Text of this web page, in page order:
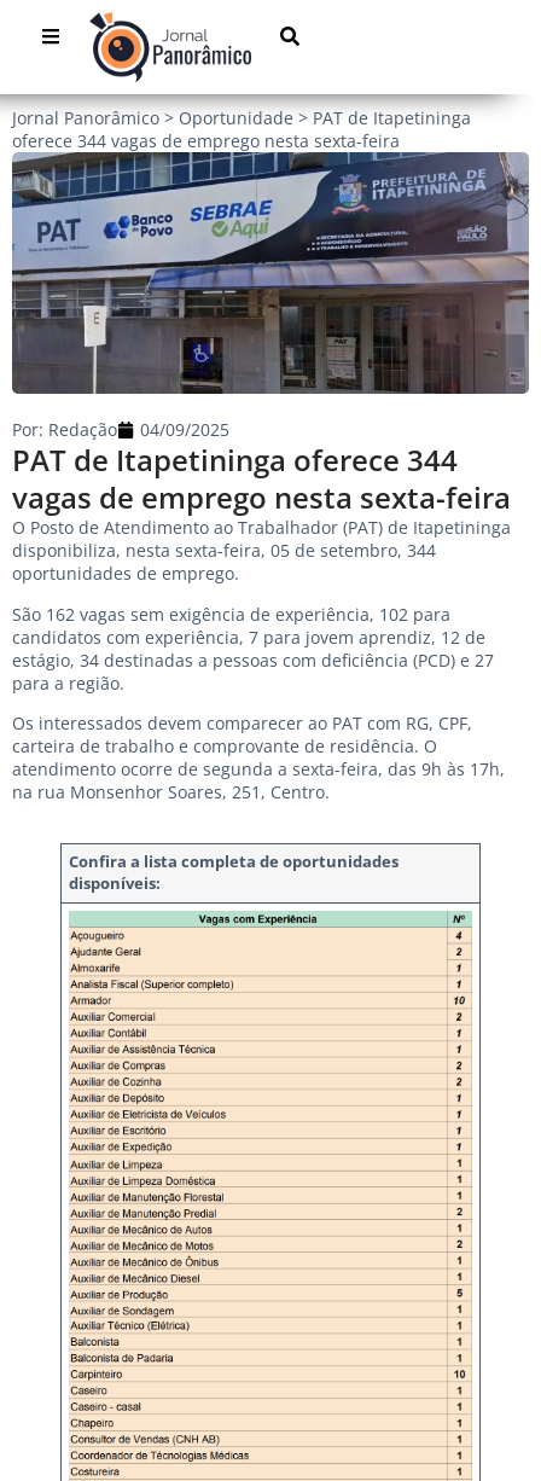
Jornal Panorâmico > Oportunidade > PAT de Itapetininga
oferece 344 vagas de emprego nesta sexta-feira
PAT de Itapetininga oferece 344
vagas de emprego nesta sexta-feira
Por: Redação 04/09/2025
O Posto de Atendimento ao Trabalhador (PAT) de Itapetininga
disponibiliza, nesta sexta-feira, 05 de setembro, 344
oportunidades de emprego.
São 162 vagas sem exigência de experiência, 102 para
candidatos com experiência, 7 para jovem aprendiz, 12 de
estágio, 34 destinadas a pessoas com deficiência (PCD) e 27
para a região.
Os interessados devem comparecer ao PAT com RG, CPF,
carteira de trabalho e comprovante de residência. O
atendimento ocorre de segunda a sexta-feira, das 9h às 17h,
na rua Monsenhor Soares, 251, Centro.
Confira a lista completa de oportunidades
disponíveis: